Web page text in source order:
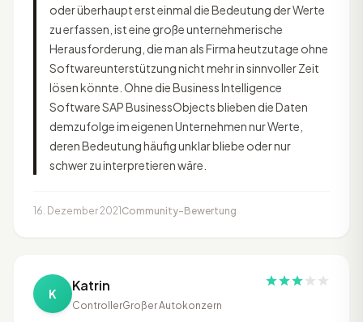
oder überhaupt erst einmal die Bedeutung der Werte
zu erfassen, ist eine große unternehmerische
Herausforderung, die man als Firma heutzutage ohne
Softwareunterstützung nicht mehr in sinnvoller Zeit
lösen könnte. Ohne die Business Intelligence
Software SAP BusinessObjects blieben die Daten
demzufolge im eigenen Unternehmen nur Werte,
deren Bedeutung häufig unklar bliebe oder nur
schwer zu interpretieren wäre.
16. Dezember 2021 Community-Bewertung
K Katrin
ControllerGroßer Autokonzern